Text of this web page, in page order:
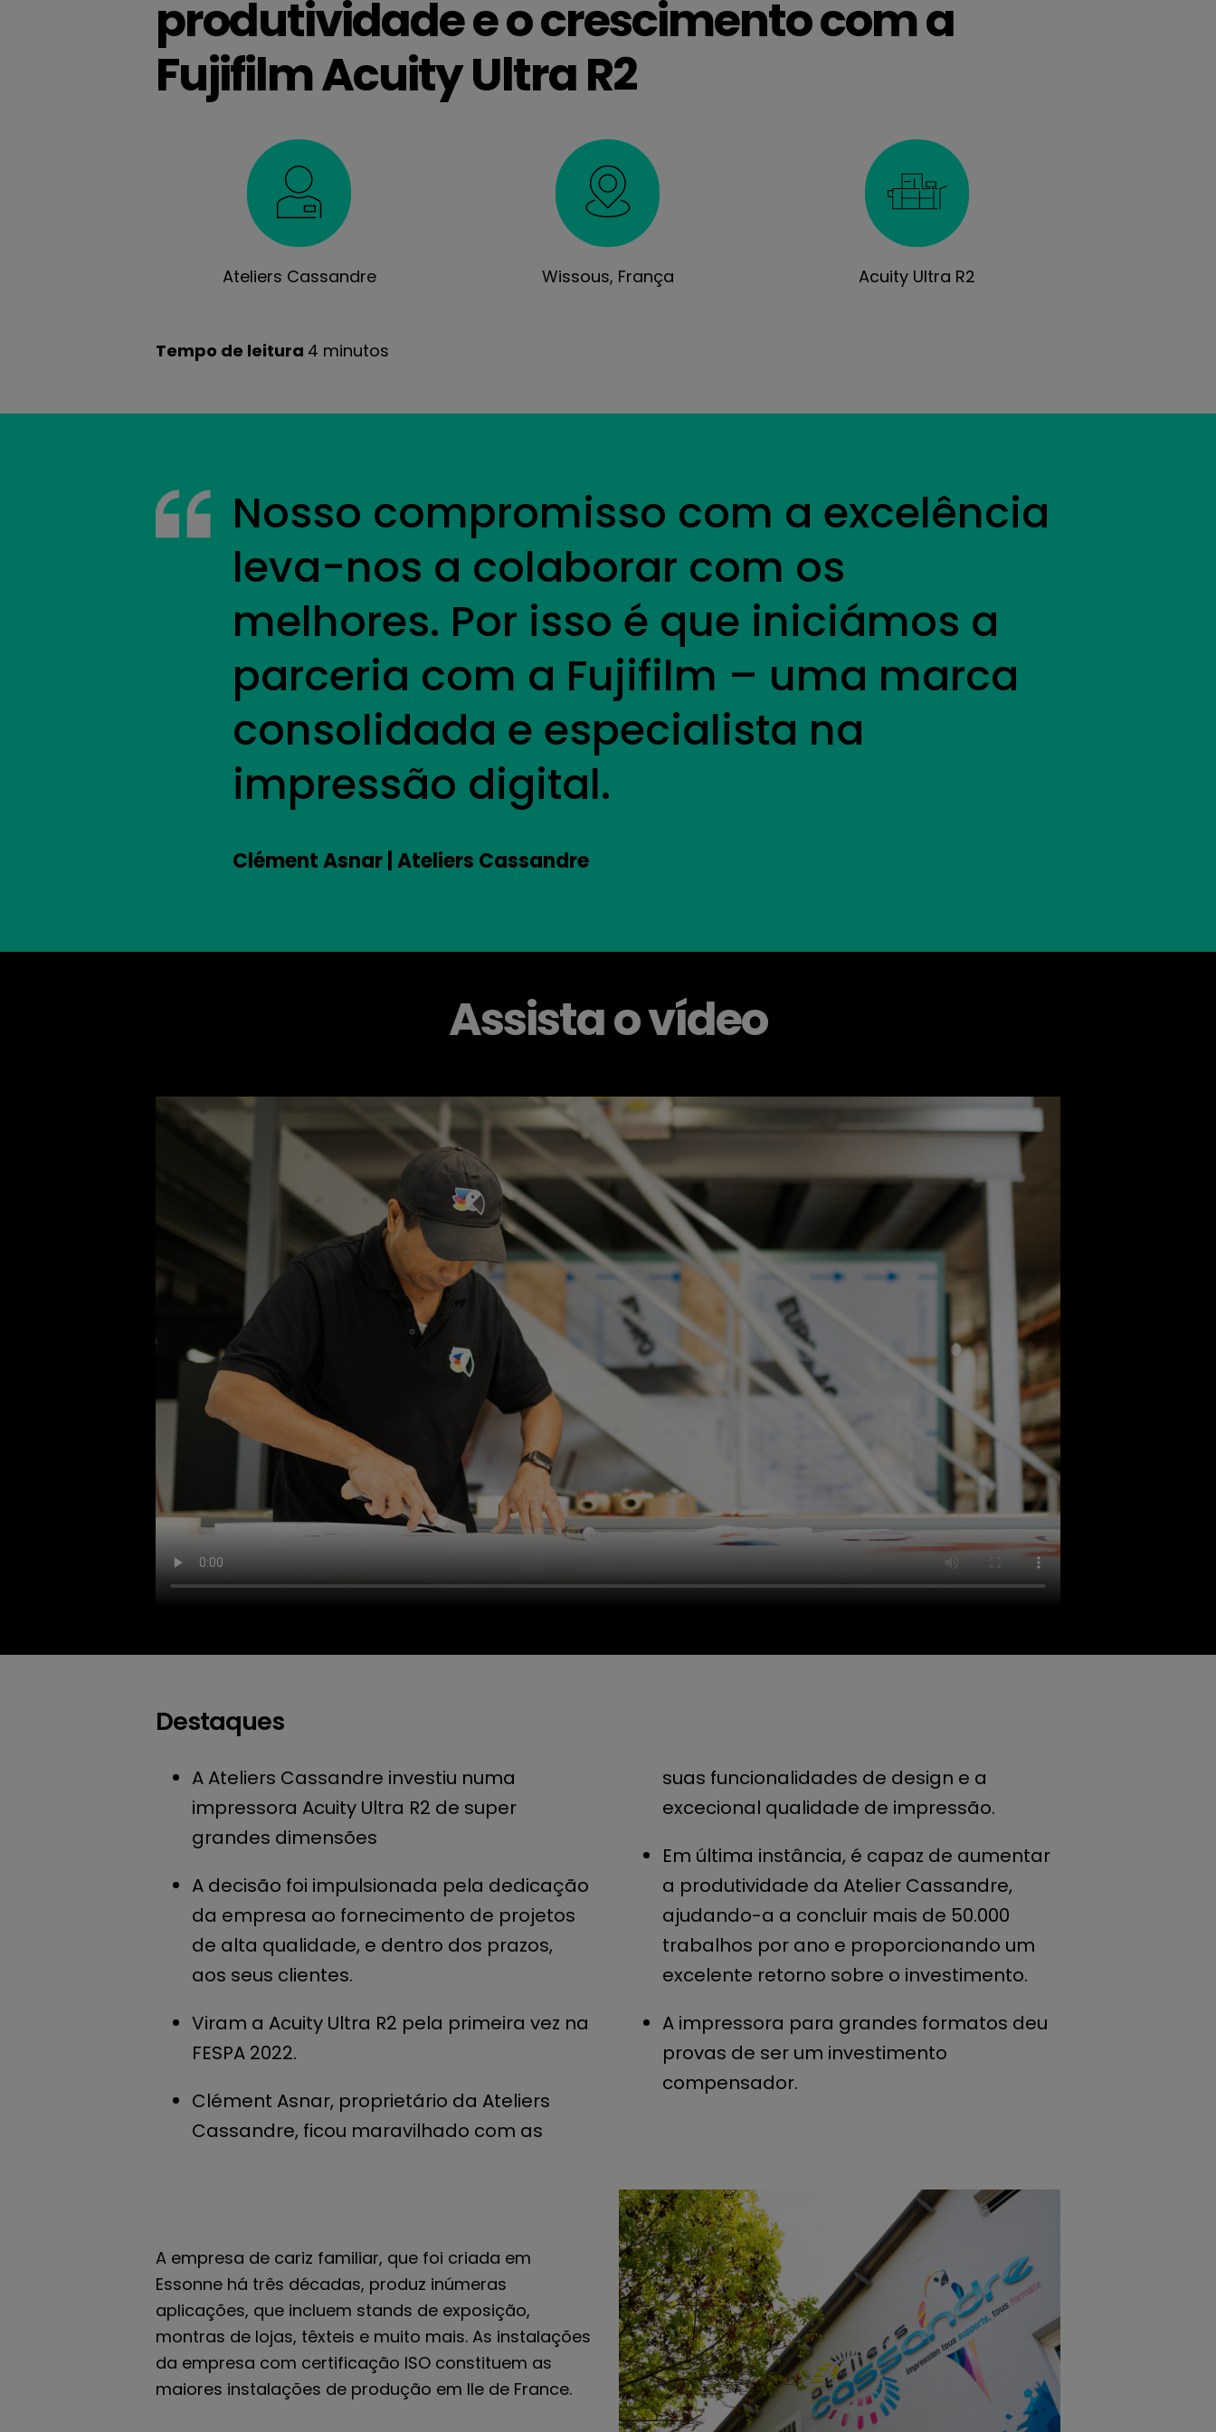
produtividade e o crescimento com a
Fujifilm Acuity Ultra R2
Ateliers Cassandre Wissous, França Acuity Ultra R2
Tempo de leitura 4 minutos
Nosso compromisso com a excelência
leva-nos a colaborar com os
melhores. Por isso é que iniciámos a
parceria com a Fujifilm – uma marca
consolidada e especialista na
impressão digital.
Clément Asnar | Ateliers Cassandre
Assista o vídeo
Destaques
A Ateliers Cassandre investiu numa
impressora Acuity Ultra R2 de super
grandes dimensões
A decisão foi impulsionada pela dedicação
da empresa ao fornecimento de projetos
de alta qualidade, e dentro dos prazos,
aos seus clientes.
Viram a Acuity Ultra R2 pela primeira vez na
FESPA 2022.
Clément Asnar, proprietário da Ateliers
Cassandre, ficou maravilhado com as
suas funcionalidades de design e a
excecional qualidade de impressão.
Em última instância, é capaz de aumentar
a produtividade da Atelier Cassandre,
ajudando-a a concluir mais de 50.000
trabalhos por ano e proporcionando um
excelente retorno sobre o investimento.
A impressora para grandes formatos deu
provas de ser um investimento
compensador.
A empresa de cariz familiar, que foi criada em
Essonne há três décadas, produz inúmeras
aplicações, que incluem stands de exposição,
montras de lojas, têxteis e muito mais. As instalações
da empresa com certificação ISO constituem as
maiores instalações de produção em Ile de France.